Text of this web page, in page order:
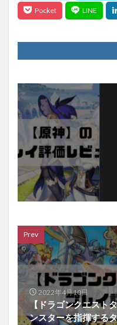
Prev
2022年4月10日
【ドラゴンクエスト
ンスターを指揮する